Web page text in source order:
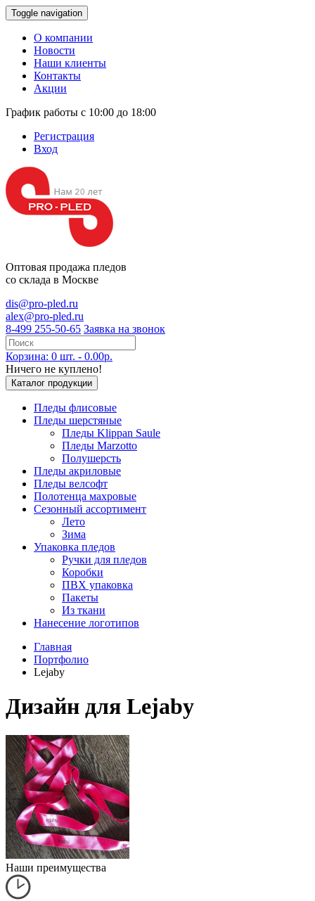
Toggle navigation
О компании
Новости
Наши клиенты
Контакты
Акции
График работы с 10:00 до 18:00
Регистрация
Вход
Оптовая продажа пледов
со склада в Москве
dis@pro-pled.ru
alex@pro-pled.ru
8-499 255-50-65 Заявка на звонок
Корзина: 0 шт. - 0.00р.
Ничего не куплено!
Каталог продукции
Пледы флисовые
Пледы шерстяные
Пледы Klippan Saule
Пледы Marzotto
Полушерсть
Пледы акриловые
Пледы велсофт
Полотенца махровые
Сезонный ассортимент
Лето
Зима
Упаковка пледов
Ручки для пледов
Коробки
ПВХ упаковка
Пакеты
Из ткани
Нанесение логотипов
Главная
Портфолио
Lejaby
Дизайн для Lejaby
Наши преимущества